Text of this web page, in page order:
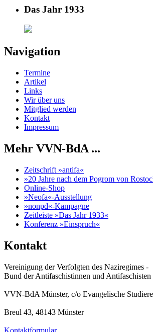
Das Jahr 1933
Navigation
Termine
Artikel
Links
Wir über uns
Mitglied werden
Kontakt
Impressum
Mehr VVN-BdA ...
Zeitschrift »antifa«
»20 Jahre nach dem Pogrom von
Online-Shop
»Neofa«-Ausstellung
»nonpd«-Kampagne
Zeitleiste »Das Jahr 1933«
Konferenz »Einspruch«
Kontakt
Vereinigung der Verfolgten des Naziregimes -
Bund der Antifaschistinnen und Antifaschisten
VVN-BdA Münster, c/o Evangelische
Breul 43, 48143 Münster
Kontaktformular